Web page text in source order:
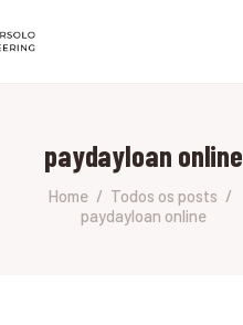
paydayloan online
Home
Todos os posts
paydayloan online
SOBRE A LATERSOLO
ENGINEERING